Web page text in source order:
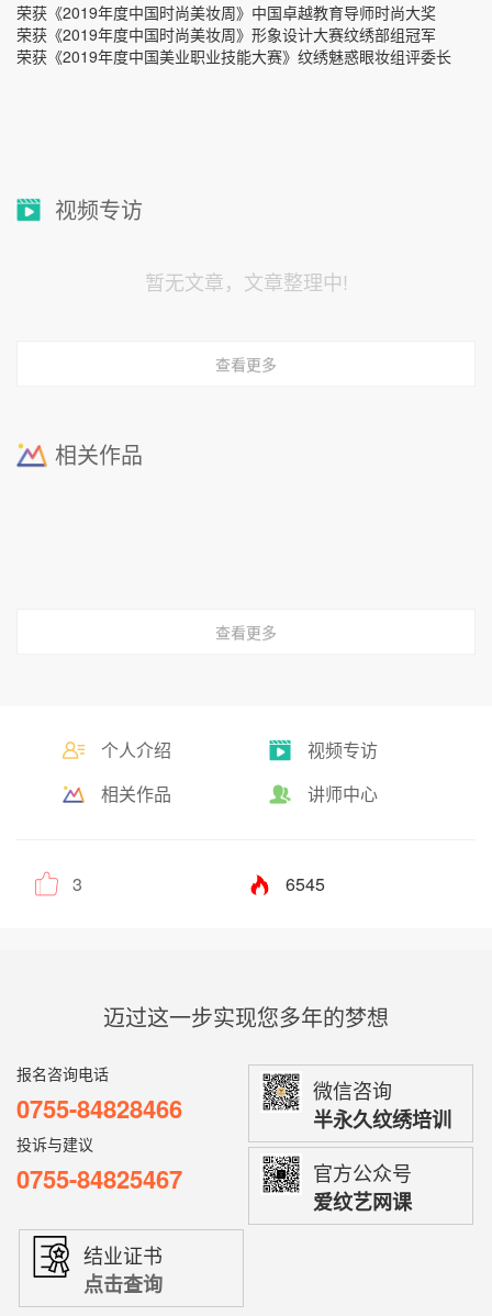
荣获《2019年度中国时尚美妆周》中国卓越教育导师时尚大奖
荣获《2019年度中国时尚美妆周》形象设计大赛纹绣部组冠军
荣获《2019年度中国美业职业技能大赛》纹绣魅惑眼妆组评委长
视频专访
暂无文章，文章整理中!
查看更多
相关作品
查看更多
个人介绍
视频专访
相关作品
讲师中心
3 6545
迈过这一步实现您多年的梦想
报名咨询电话
0755-84828466
投诉与建议
0755-84825467
微信咨询
半永久纹绣培训
官方公众号
爱纹艺网课
结业证书
点击查询